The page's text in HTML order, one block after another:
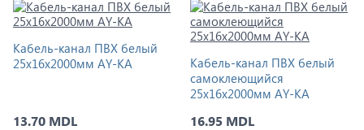
Кабель-канал ПВХ белый
25x16x2000мм AY-KA
13.70 MDL
Кабель-канал ПВХ белый
самоклеющийся
25x16x2000мм AY-KA
16.95 MDL